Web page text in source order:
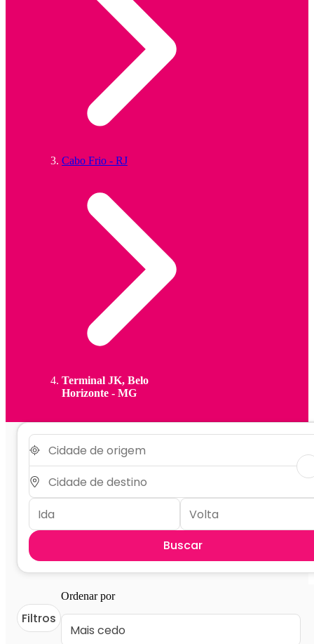
Cabo Frio - RJ
Terminal JK, Belo
Horizonte - MG
Buscar
Filtros
Ordenar por